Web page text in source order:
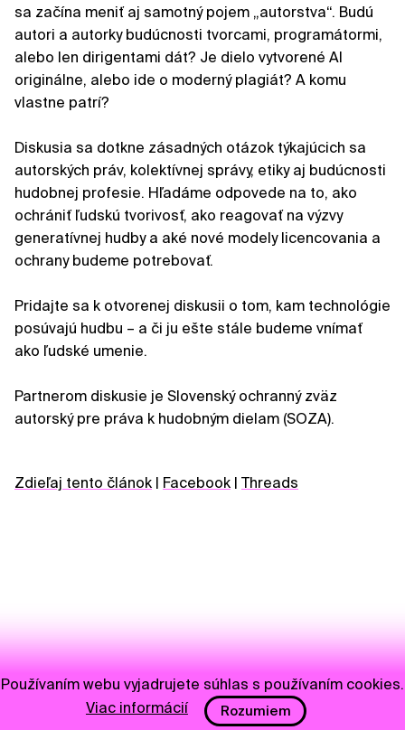
sa začína meniť aj samotný pojem „autorstva“. Budú
autori a autorky budúcnosti tvorcami, programátormi,
alebo len dirigentami dát? Je dielo vytvorené AI
originálne, alebo ide o moderný plagiát? A komu
vlastne patrí?
Diskusia sa dotkne zásadných otázok týkajúcich sa
autorských práv, kolektívnej správy, etiky aj budúcnosti
hudobnej profesie. Hľadáme odpovede na to, ako
ochrániť ľudskú tvorivosť, ako reagovať na výzvy
generatívnej hudby a aké nové modely licencovania a
ochrany budeme potrebovať.
Pridajte sa k otvorenej diskusii o tom, kam technológie
posúvajú hudbu – a či ju ešte stále budeme vnímať
ako ľudské umenie.
Partnerom diskusie je Slovenský ochranný zväz
autorský pre práva k hudobným dielam (SOZA).
Zdieľaj tento článok | Facebook | Threads
Používaním webu vyjadrujete súhlas s používaním cookies.
Viac informácií
Rozumiem